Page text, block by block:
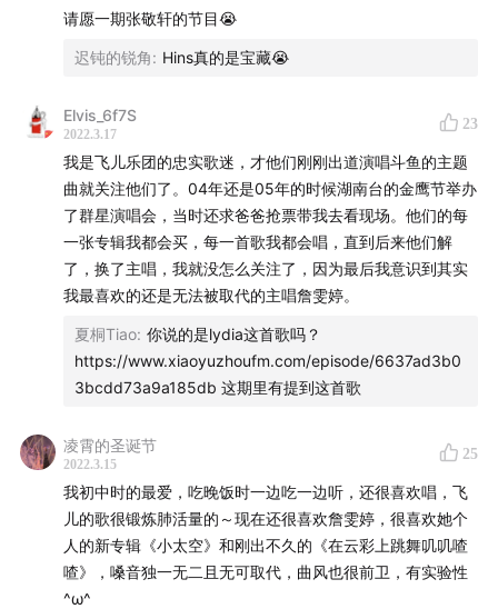
1:04:33F.I.R.飞儿乐团 第三专《飞行部落》
F.I.R.飞儿乐团 第四专《爱歌姬》
1:22:00F.I.R.飞儿乐团 第五专《让我们一起微笑吧》
1:24:51《Find My Way》F.I.R.飞儿乐团
1:29:45F.I.R.飞儿乐团 第六专《亚特兰蒂斯》
1:32:26 《泪光闪烁》F.I.R.飞儿乐团
F.I.R.飞儿乐团 第七专《Better Life》
1:47:31尾声
1:55:57《Better Life》F.I.R.飞儿乐团
加入8090有限公司听众群的方法
+VX Frankie461 飞飞申请加入8090有限公司的听众群
8090时光机：
男歌手
黄舒骏 陈奕迅 A 陈奕迅 B 张震岳 伍佰 周华健 陶喆 周杰
李宗盛
请愿一期张敬轩的节目😭
迟钝的锐角: Hins真的是宝藏😭
Elvis_6f7S
2022.3.17
23
我是飞儿乐团的忠实歌迷，才他们刚刚出道演唱斗鱼的主题
曲就关注他们了。04年还是05年的时候湖南台的金鹰节举办
了群星演唱会，当时还求爸爸抢票带我去看现场。他们的每
一张专辑我都会买，每一首歌我都会唱，直到后来他们解
了，换了主唱，我就没怎么关注了，因为最后我意识到其实
我最喜欢的还是无法被取代的主唱詹雯婷。
夏桐Tiao: 你说的是lydia这首歌吗？
https://www.xiaoyuzhoufm.com/episode/6637ad3b0
3bcdd73a9a185db 这期里有提到这首歌
凌霄的圣诞节
2022.3.15
25
我初中时的最爱，吃晚饭时一边吃一边听，还很喜欢唱，飞
儿的歌很锻炼肺活量的～现在还很喜欢詹雯婷，很喜欢她个
人的新专辑《小太空》和刚出不久的《在云彩上跳舞叽叽喳
喳》，嗓音独一无二且无可取代，曲风也很前卫，有实验性
^ω^